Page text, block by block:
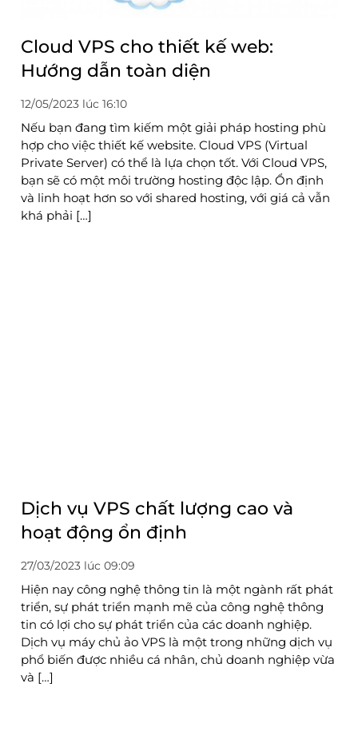
Cloud VPS cho thiết kế web:
Hướng dẫn toàn diện
12/05/2023 lúc 16:10
Nếu bạn đang tìm kiếm một giải pháp hosting phù
hợp cho việc thiết kế website. Cloud VPS (Virtual
Private Server) có thể là lựa chọn tốt. Với Cloud VPS,
bạn sẽ có một môi trường hosting độc lập. Ổn định
và linh hoạt hơn so với shared hosting, với giá cả vẫn
khá phải […]
Dịch vụ VPS chất lượng cao và
hoạt động ổn định
27/03/2023 lúc 09:09
Hiện nay công nghệ thông tin là một ngành rất phát
triển, sự phát triển mạnh mẽ của công nghệ thông
tin có lợi cho sự phát triển của các doanh nghiệp.
Dịch vụ máy chủ ảo VPS là một trong những dịch vụ
phổ biến được nhiều cá nhân, chủ doanh nghiệp vừa
và […]